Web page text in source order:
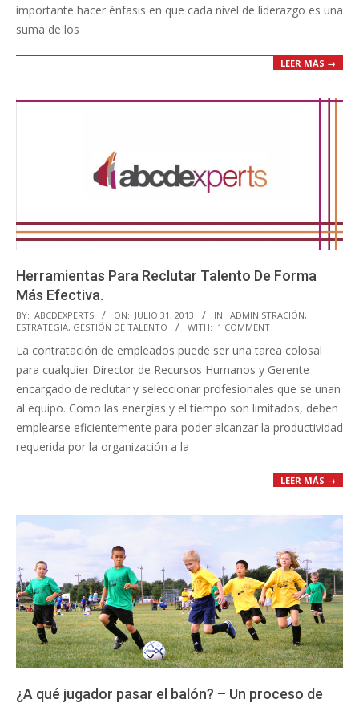
importante hacer énfasis en que cada nivel de liderazgo es una
suma de los
LEER MÁS →
Herramientas Para Reclutar Talento De Forma
Más Efectiva.
2013-
07-
31
BY: ABCDEXPERTS ON: JULIO 31, 2013 IN: ADMINISTRACIÓN,
ESTRATEGIA, GESTIÓN DE TALENTO WITH: 1 COMMENT
La contratación de empleados puede ser una tarea colosal
para cualquier Director de Recursos Humanos y Gerente
encargado de reclutar y seleccionar profesionales que se unan
al equipo. Como las energías y el tiempo son limitados, deben
emplearse eficientemente para poder alcanzar la productividad
requerida por la organización a la
LEER MÁS →
¿A qué jugador pasar el balón? – Un proceso de